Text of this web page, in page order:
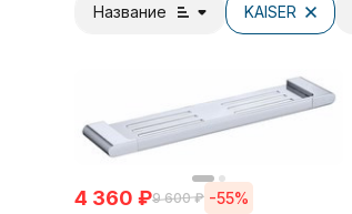
Название KAISER
4 360 ₽9 600 ₽ -55%